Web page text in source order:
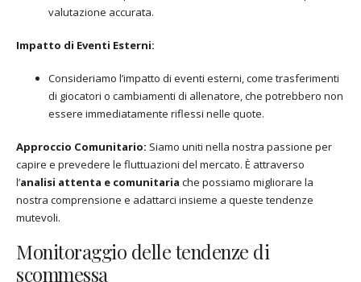
valutazione accurata.
Impatto di Eventi Esterni:
Consideriamo l’impatto di eventi esterni, come trasferimenti
di giocatori o cambiamenti di allenatore, che potrebbero non
essere immediatamente riflessi nelle quote.
Approccio Comunitario: Siamo uniti nella nostra passione per
capire e prevedere le fluttuazioni del mercato. È attraverso
l’analisi attenta e comunitaria che possiamo migliorare la
nostra comprensione e adattarci insieme a queste tendenze
mutevoli.
Monitoraggio delle tendenze di
scommessa